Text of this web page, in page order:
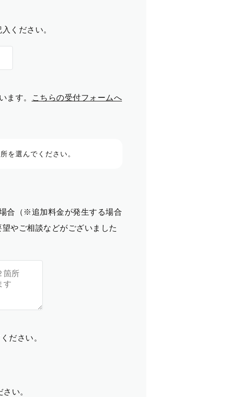
ください。
ます。
こちらの受付フォームへ
を選んでください。
合（※追加料金が発生する場合
やご相談などがございました
ださい。
い。